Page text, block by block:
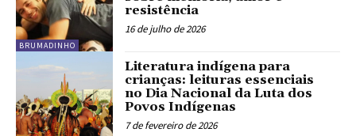
BRUMADINHO
resistência
16 de julho de 2026
Literatura indígena para
crianças: leituras essenciais
no Dia Nacional da Luta dos
Povos Indígenas
7 de fevereiro de 2026